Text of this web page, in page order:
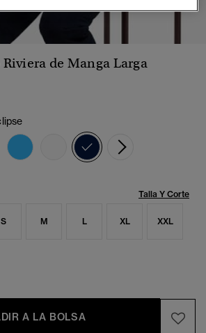
de Manga Larga
seleccionado
Talla Y Corte
S M L XL XXL
A LA BOLSA